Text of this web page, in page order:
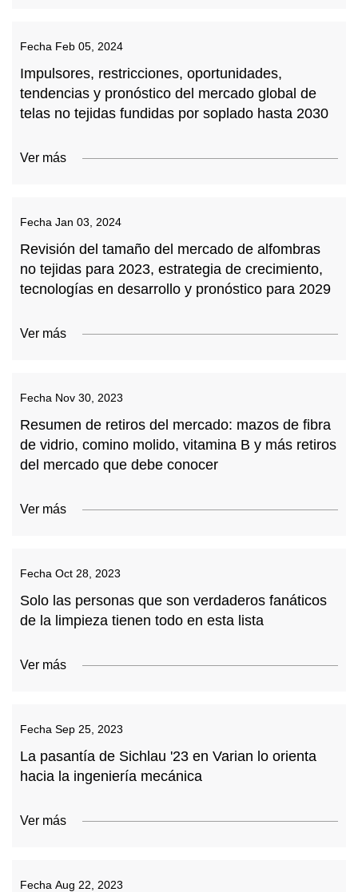
Fecha Feb 05, 2024
Impulsores, restricciones, oportunidades,
tendencias y pronóstico del mercado global de
telas no tejidas fundidas por soplado hasta 2030
Ver más
Fecha Jan 03, 2024
Revisión del tamaño del mercado de alfombras
no tejidas para 2023, estrategia de crecimiento,
tecnologías en desarrollo y pronóstico para 2029
Ver más
Fecha Nov 30, 2023
Resumen de retiros del mercado: mazos de fibra
de vidrio, comino molido, vitamina B y más retiros
del mercado que debe conocer
Ver más
Fecha Oct 28, 2023
Solo las personas que son verdaderos fanáticos
de la limpieza tienen todo en esta lista
Ver más
Fecha Sep 25, 2023
La pasantía de Sichlau '23 en Varian lo orienta
hacia la ingeniería mecánica
Ver más
Fecha Aug 22, 2023